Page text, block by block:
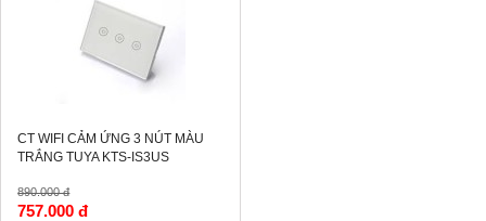
CT WIFI CẢM ỨNG 3 NÚT MÀU
TRẮNG TUYA KTS-IS3US
890.000 đ
757.000 đ